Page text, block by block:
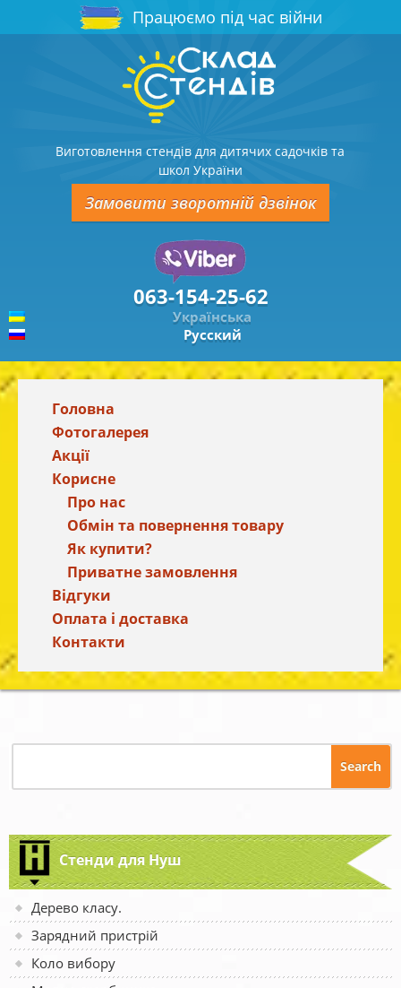
Працюємо під час війни
Виготовлення стендів для дитячих садочків та
школ України
Замовити зворотній дзвінок
063-154-25-62
Українська
Русский
Головна
Фотогалерея
Акції
Корисне
Про нас
Обмін та повернення товару
Як купити?
Приватне замовлення
Відгуки
Оплата і доставка
Контакти
Стенди для Нуш
Дерево класу.
Зарядний пристрій
Коло вибору